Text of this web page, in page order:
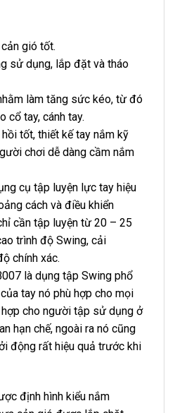
gió tốt.
sử dụng, lắp đặt và tháo
làm tăng sức kéo, từ đó
cổ tay, cánh tay.
tốt, thiết kế tay nắm kỹ
chơi dễ dàng cầm nắm
cụ tập luyện lực tay hiệu
cách và điều khiển
cần tập luyện từ 20 – 25
trình độ Swing, cải
chính xác.
là dụng tập Swing phổ
tay nó phù hợp cho mọi
cho người tập sử dụng ở
hạn chế, ngoài ra nó cũng
động rất hiệu quả trước khi
định hình kiểu nắm